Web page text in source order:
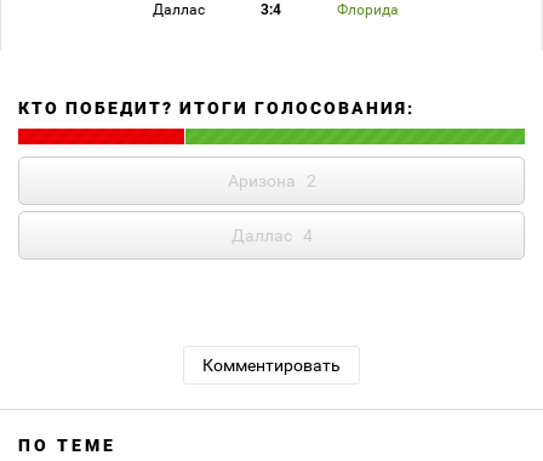
Даллас 3:4 Флорида
КТО ПОБЕДИТ? ИТОГИ ГОЛОСОВАНИЯ:
Аризона 2
Даллас 4
Комментировать
ПО ТЕМЕ